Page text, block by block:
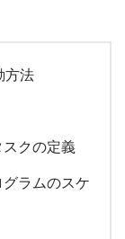
方法
スクの定義
ラムのスケ